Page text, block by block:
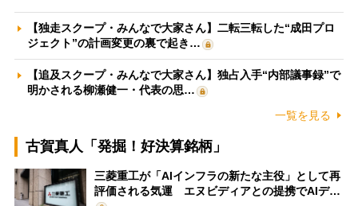
【独走スクープ・みんなで大家さん】二転三転した“成田プロ
ジェクト”の計画変更の裏で起き…
【追及スクープ・みんなで大家さん】独占入手“内部議事録”で
明かされる柳瀬健一・代表の思…
一覧を見る
古賀真人「発掘！好決算銘柄」
三菱重工が「AIインフラの新たな主役」として再
評価される気運 エヌビディアとの提携でAIデ…